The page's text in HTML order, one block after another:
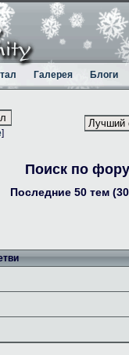
Галерея Блоги
]
Поиск по
Последние 50 тем